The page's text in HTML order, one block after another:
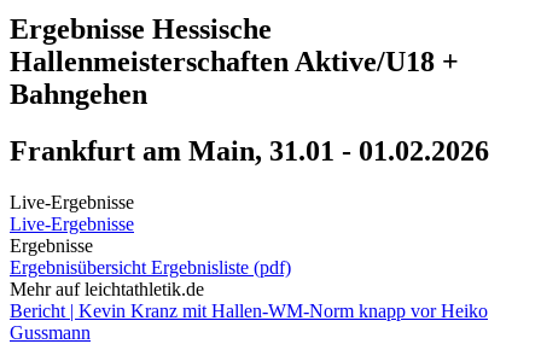
Ergebnisse Hessische
Hallenmeisterschaften Aktive/U18 +
Bahngehen
Frankfurt am Main, 31.01 - 01.02.2026
Live-Ergebnisse
Live-Ergebnisse
Ergebnisse
Ergebnisübersicht Ergebnisliste (pdf)
Mehr auf leichtathletik.de
Bericht | Kevin Kranz mit Hallen-WM-Norm knapp vor Heiko
Gussmann